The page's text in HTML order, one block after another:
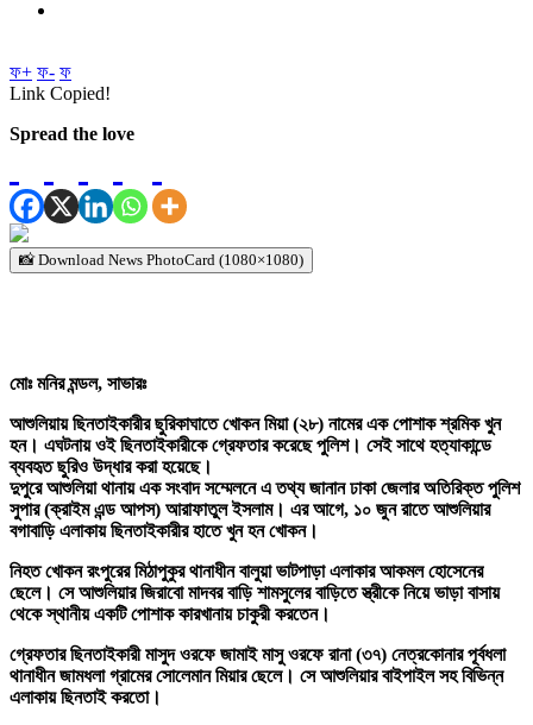
ফ+ ফ- ফ
Link Copied!
Spread the love
📸 Download News PhotoCard (1080×1080)
মোঃ মনির মন্ডল, সাভারঃ
আশুলিয়ায় ছিনতাইকারীর ছুরিকাঘাতে খোকন মিয়া (২৮) নামের এক পোশাক শ্রমিক খুন
হন। এঘটনায় ওই ছিনতাইকারীকে গ্রেফতার করেছে পুলিশ। সেই সাথে হত্যাকান্ডে
ব্যবহৃত ছুরিও উদ্ধার করা হয়েছে।
দুপুরে আশুলিয়া থানায় এক সংবাদ সম্মেলনে এ তথ্য জানান ঢাকা জেলার অতিরিক্ত পুলিশ
সুপার (ক্রাইম এন্ড আপস) আরাফাতুল ইসলাম। এর আগে, ১০ জুন রাতে আশুলিয়ার
বগাবাড়ি এলাকায় ছিনতাইকারীর হাতে খুন হন খোকন।
নিহত খোকন রংপুরের মিঠাপুকুর থানাধীন বালুয়া ভাটপাড়া এলাকার আকমল হোসেনের
ছেলে। সে আশুলিয়ার জিরাবো মাদবর বাড়ি শামসুলের বাড়িতে স্ত্রীকে নিয়ে ভাড়া বাসায়
থেকে স্থানীয় একটি পোশাক কারখানায় চাকুরী করতেন।
গ্রেফতার ছিনতাইকারী মাসুদ ওরফে জামাই মাসু ওরফে রানা (৩৭) নেত্রকোনার পূর্বধলা
থানাধীন জামধলা গ্রামের সোলেমান মিয়ার ছেলে। সে আশুলিয়ার বাইপাইল সহ বিভিন্ন
এলাকায় ছিনতাই করতো।